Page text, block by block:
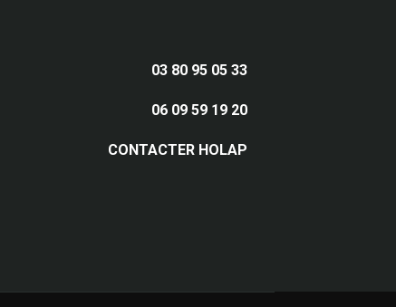
03 80 95 05 33
06 09 59 19 20
CONTACTER HOLAP